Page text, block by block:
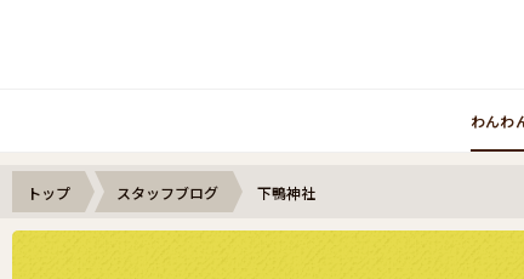
わんわ
トップ スタッフブログ 下鴨神社